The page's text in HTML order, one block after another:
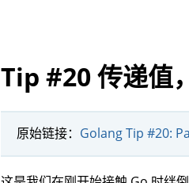
Tip #20 传递值
原始链接： Golang Tip #20: